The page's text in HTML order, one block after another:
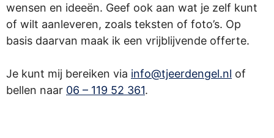
wensen en ideeën. Geef ook aan wat je zelf kunt
of wilt aanleveren, zoals teksten of foto’s. Op
basis daarvan maak ik een vrijblijvende offerte.
Je kunt mij bereiken via info@tjeerdengel.nl of
bellen naar 06 – 119 52 361.